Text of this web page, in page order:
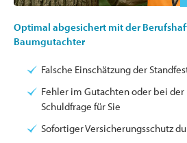
Optimal abgesichert mit der
Baumgutachter
Falsche Einschätzung der
Fehler im Gutachten oder bei
Schuldfrage für Sie
Sofortiger Versicherungsschutz